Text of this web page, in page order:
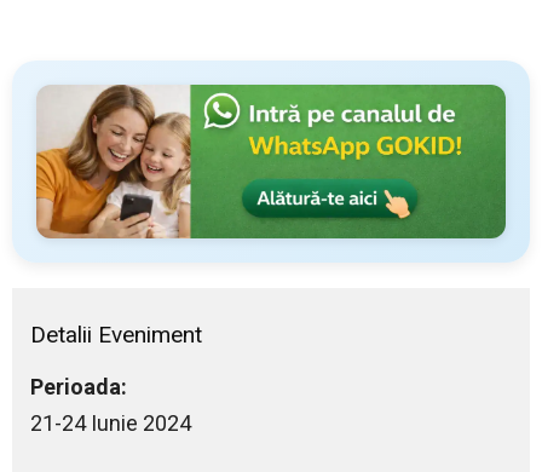
Detalii Eveniment
Perioada:
21-24 Iunie 2024